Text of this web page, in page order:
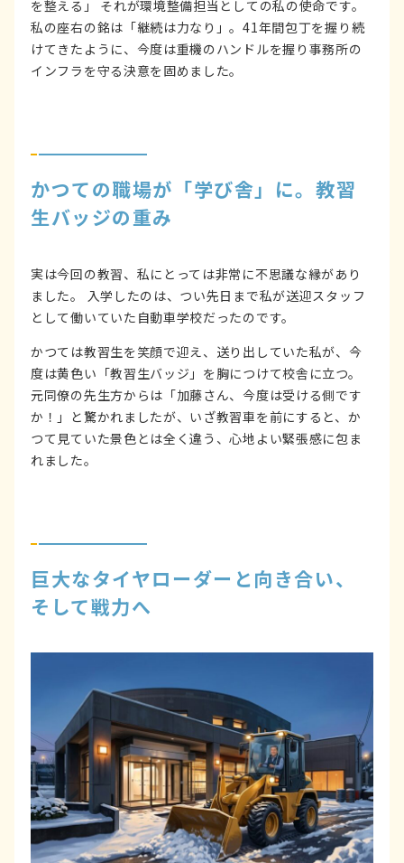
を整える」 それが環境整備担当としての私の使命です。
私の座右の銘は「継続は力なり」。41年間包丁を握り続
けてきたように、今度は重機のハンドルを握り事務所の
インフラを守る決意を固めました。
かつての職場が「学び舎」に。教習
生バッジの重み
実は今回の教習、私にとっては非常に不思議な縁があり
ました。 入学したのは、つい先日まで私が送迎スタッフ
として働いていた自動車学校だったのです。
かつては教習生を笑顔で迎え、送り出していた私が、今
度は黄色い「教習生バッジ」を胸につけて校舎に立つ。
元同僚の先生方からは「加藤さん、今度は受ける側です
か！」と驚かれましたが、いざ教習車を前にすると、か
つて見ていた景色とは全く違う、心地よい緊張感に包ま
れました。
巨大なタイヤローダーと向き合い、
そして戦力へ